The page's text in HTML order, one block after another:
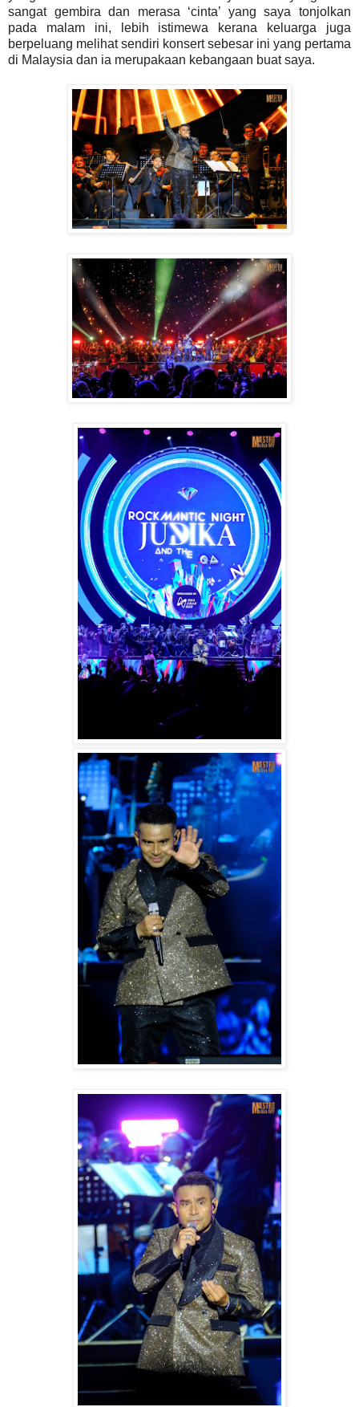
sangat gembira dan merasa ‘cinta’ yang saya tonjolkan
pada malam ini, lebih istimewa kerana keluarga juga
berpeluang melihat sendiri konsert sebesar ini yang pertama
di Malaysia dan ia merupakaan kebangaan buat saya.